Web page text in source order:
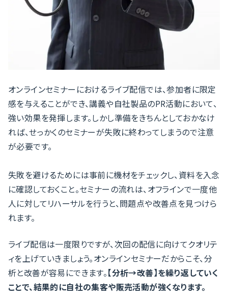
オンラインセミナーにおけるライブ配信では、参加者に限定
感を与えることができ、講義や自社製品のPR活動において、
強い効果を発揮します。しかし準備をきちんとしておかなけ
れば、せっかくのセミナーが失敗に終わってしまうので注意
が必要です。
失敗を避けるためには事前に機材をチェックし、資料を入念
に確認しておくこと。セミナーの流れは、オフラインで一度他
人に対してリハーサルを行うと、問題点や改善点を見つけら
れます。
ライブ配信は一度限りですが、次回の配信に向けてクオリテ
ィを上げていきましょう。オンラインセミナーだからこそ、分
析と改善が容易にできます。【分析→改善】を繰り返していく
ことで、結果的に自社の集客や販売活動が強くなります。